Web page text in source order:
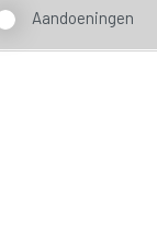
Aandoeningen